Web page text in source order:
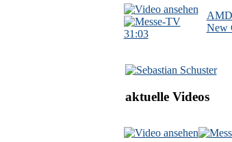
31:03
New
aktuelle Videos